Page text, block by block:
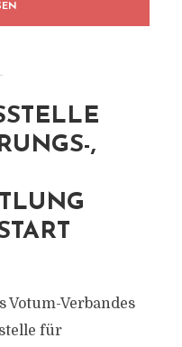
,
Votum-Verbandes
für